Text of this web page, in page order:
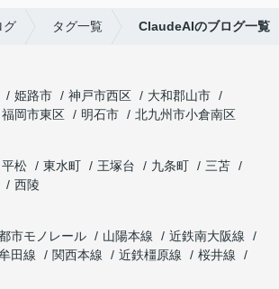
グ タグ一覧 ClaudeAIのブログ一覧
姫路市 神戸市西区
大和郡山市
福岡市東区 明石市
北九州市小倉南区
平松 東水町 王塚台 九条町
三苫
西陵
市モノレール 山陽本線
近鉄南大阪線
田線 関西本線 近鉄橿原線
桜井線